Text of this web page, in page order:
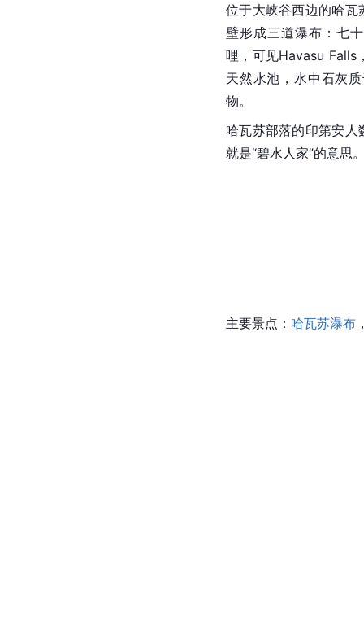
位于大峡谷西边的哈瓦
壁形成三道瀑布：七
哩，可见Havasu Falls
天然水池，水中石灰
物。
哈瓦苏部落的印第安
就是“碧水人家”的意思
主要景点： 哈瓦苏瀑布